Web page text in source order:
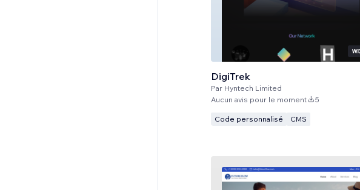
DigiTrek
Par Hyntech Limited
Aucun avis pour le moment 5
Code personnalisé CMS